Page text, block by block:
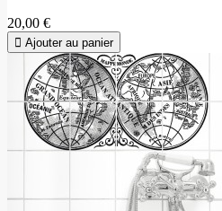
20,00 €
Ajouter au panier